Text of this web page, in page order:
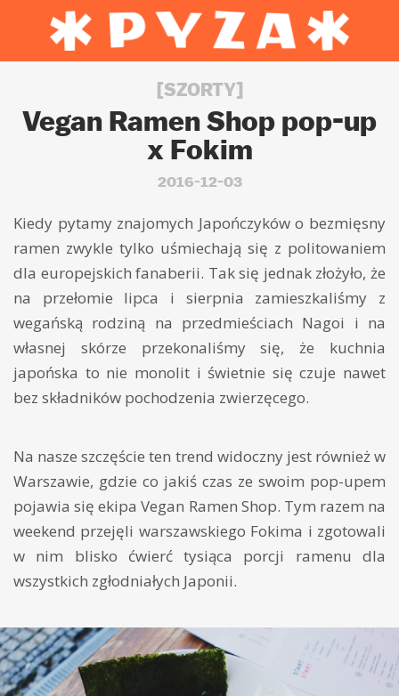
[SZORTY]
Vegan Ramen Shop pop-up
x Fokim
2016-12-03
Kiedy pytamy znajomych Japończyków o bezmięsny
ramen zwykle tylko uśmiechają się z politowaniem
dla europejskich fanaberii. Tak się jednak złożyło, że
na przełomie lipca i sierpnia zamieszkaliśmy z
wegańską rodziną na przedmieściach Nagoi i na
własnej skórze przekonaliśmy się, że kuchnia
japońska to nie monolit i świetnie się czuje nawet
bez składników pochodzenia zwierzęcego.
Na nasze szczęście ten trend widoczny jest również w
Warszawie, gdzie co jakiś czas ze swoim pop-upem
pojawia się ekipa Vegan Ramen Shop. Tym razem na
weekend przejęli warszawskiego Fokima i zgotowali
w nim blisko ćwierć tysiąca porcji ramenu dla
wszystkich zgłodniałych Japonii.